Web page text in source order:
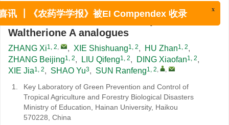
Synthesis and nematicidal activity of
natural nematicidal lead compound
Waltherione A analogues
ZHANG Xi1, 2, , XIE Shishuang1, 2, HU Zhan1, 2,
ZHANG Beijing1, 2, LIU Qifeng1, 2, DING Xiaofan1, 2,
XIE Jia1, 2, SHAO Yu3, SUN Ranfeng1, 2, ,
1.
Key Laboratory of Green Prevention and Control of
Tropical Agriculture and Forestry Biological Disasters
Ministry of Education, Hainan University, Haikou
570228, China
讯 ┃《农药学学报》被EI Compendex 收录